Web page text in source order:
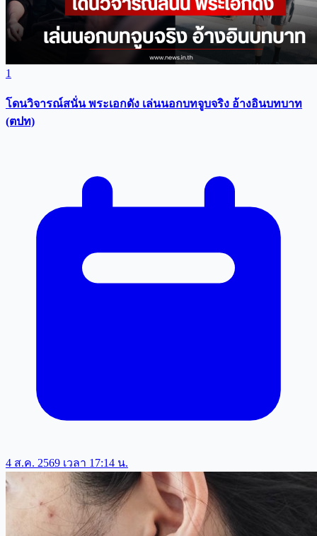
1
โดนวิจารณ์สนั่น พระเอกดัง เล่นนอกบทจูบจริง อ้างอินบทบาท
(ตปท)
4 ส.ค. 2569 เวลา 17:14 น.